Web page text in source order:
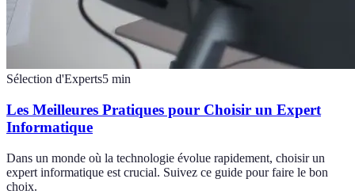
Sélection d'Experts5 min
Les Meilleures Pratiques pour Choisir un Expert
Informatique
Dans un monde où la technologie évolue rapidement, choisir un
expert informatique est crucial. Suivez ce guide pour faire le bon
choix.